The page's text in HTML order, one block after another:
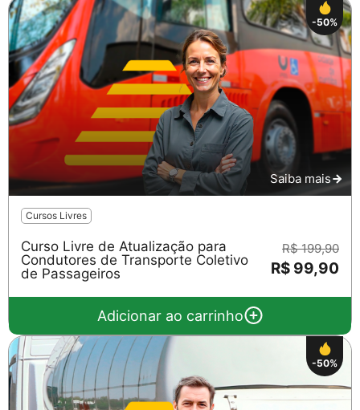
-50%
Saiba mais
Cursos Livres
Curso Livre de Atualização para
Condutores de Transporte Coletivo
de Passageiros
R$ 199,90
R$ 99,90
Adicionar ao carrinho
-50%